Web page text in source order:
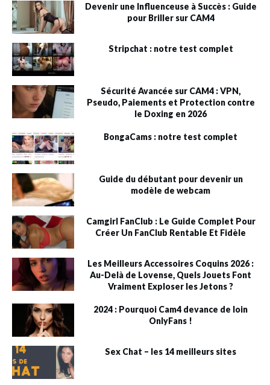
Devenir une Influenceuse à Succès : Guide
pour Briller sur CAM4
Stripchat : notre test complet
Sécurité Avancée sur CAM4 : VPN,
Pseudo, Paiements et Protection contre
le Doxing en 2026
BongaCams : notre test complet
Guide du débutant pour devenir un
modèle de webcam
Camgirl FanClub : Le Guide Complet Pour
Créer Un FanClub Rentable Et Fidèle
Les Meilleurs Accessoires Coquins 2026 :
Au-Delà de Lovense, Quels Jouets Font
Vraiment Exploser les Jetons ?
2024 : Pourquoi Cam4 devance de loin
OnlyFans !
Sex Chat – les 14 meilleurs sites